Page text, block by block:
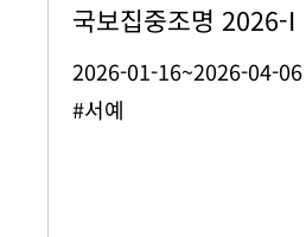
국보집중조명 2026-I
2026-01-16~2026-04-06
#서예